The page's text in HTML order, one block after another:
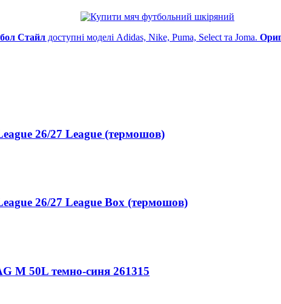
Стайл доступні моделі Adidas, Nike, Puma, Select та Joma.
26/27 League (термошов)
26/27 League Box (термошов)
M 50L темно-синя 261315